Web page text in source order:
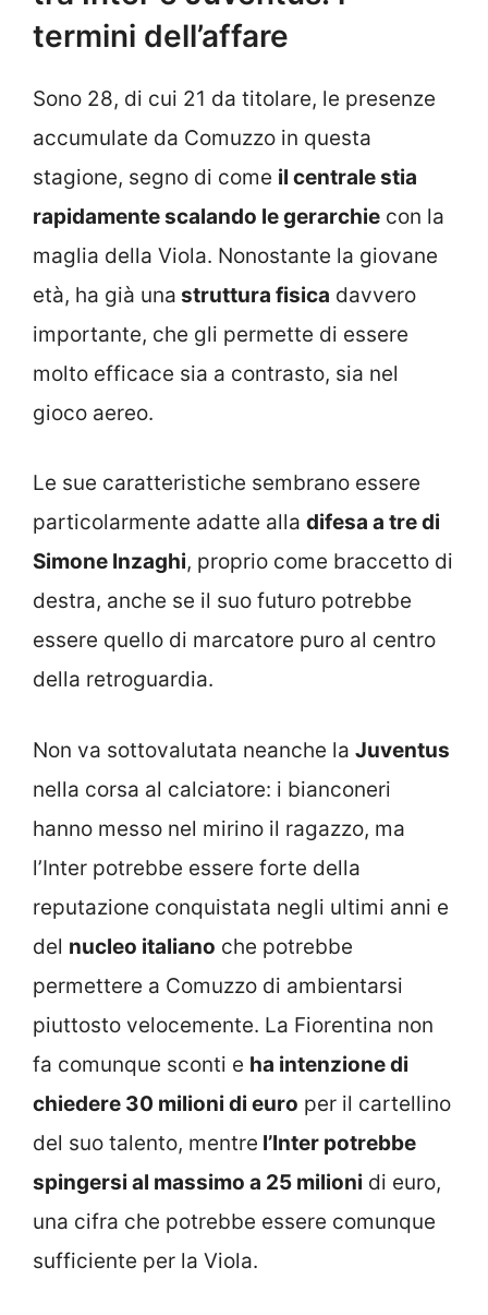
termini dell’affare
Sono 28, di cui 21 da titolare, le presenze
accumulate da Comuzzo in questa
stagione, segno di come il centrale stia
rapidamente scalando le gerarchie con la
maglia della Viola. Nonostante la giovane
età, ha già una struttura fisica davvero
importante, che gli permette di essere
molto efficace sia a contrasto, sia nel
gioco aereo.
Le sue caratteristiche sembrano essere
particolarmente adatte alla difesa a tre di
Simone Inzaghi, proprio come braccetto di
destra, anche se il suo futuro potrebbe
essere quello di marcatore puro al centro
della retroguardia.
Non va sottovalutata neanche la Juventus
nella corsa al calciatore: i bianconeri
hanno messo nel mirino il ragazzo, ma
l’Inter potrebbe essere forte della
reputazione conquistata negli ultimi anni e
del nucleo italiano che potrebbe
permettere a Comuzzo di ambientarsi
piuttosto velocemente. La Fiorentina non
fa comunque sconti e ha intenzione di
chiedere 30 milioni di euro per il cartellino
del suo talento, mentre l’Inter potrebbe
spingersi al massimo a 25 milioni di euro,
una cifra che potrebbe essere comunque
sufficiente per la Viola.